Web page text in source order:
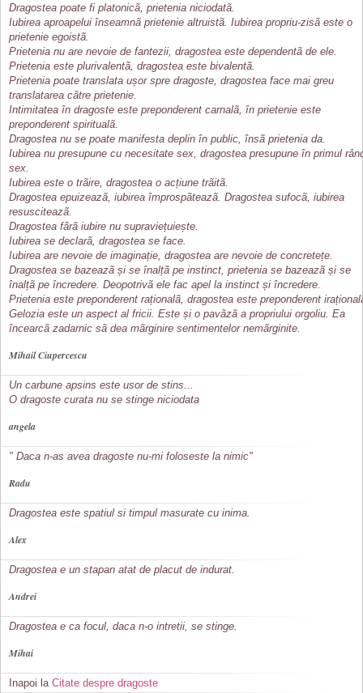
Dragostea poate fi platonicã, prietenia niciodatã.
Iubirea aproapelui înseamnã prietenie altruistã. Iubirea propriu-zisã este o
prietenie egoistã.
Prietenia nu are nevoie de fantezii, dragostea este dependentã de ele.
Prietenia este plurivalentã, dragostea este bivalentã.
Prietenia poate translata ușor spre dragoste, dragostea face mai greu
translatarea cãtre prietenie.
Intimitatea în dragoste este preponderent carnalã, în prietenie este
preponderent spiritualã.
Dragostea nu se poate manifesta deplin în public, însã prietenia da.
Iubirea nu presupune cu necesitate sex, dragostea presupune în primul
sex.
Iubirea este o trãire, dragostea o acțiune trãitã.
Dragostea epuizeazã, iubirea împrospãteazã. Dragostea sufocã, iubirea
resusciteazã.
Dragostea fãrã iubire nu supraviețuiește.
Iubirea se declarã, dragostea se face.
Iubirea are nevoie de imaginație, dragostea are nevoie de concretețe.
Dragostea se bazeazã și se înalțã pe instinct, prietenia se bazeazã și se
înalțã pe încredere. Deopotrivã ele fac apel la instinct și încredere.
Prietenia este preponderent raționalã, dragostea este preponderent
Gelozia este un aspect al fricii. Este și o pavãzã a propriului orgoliu. Ea
încearcã zadarnic sã dea mãrginire sentimentelor nemãrginite.
Mihail Ciupercescu
Un carbune apsins este usor de stins...
O dragoste curata nu se stinge niciodata
angela
" Daca n-as avea dragoste nu-mi foloseste la nimic"
Radu
Dragostea este spatiul si timpul masurate cu inima.
Alex
Dragostea e un stapan atat de placut de indurat.
Andrei
Dragostea e ca focul, daca n-o intretii, se stinge.
Mihai
Inapoi la Citate despre dragoste